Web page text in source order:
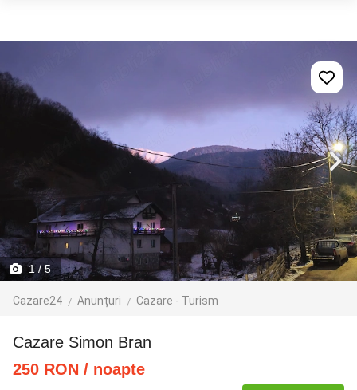
1 / 5
Cazare24 Anunțuri Cazare - Turism
Cazare Simon Bran
250 RON / noapte